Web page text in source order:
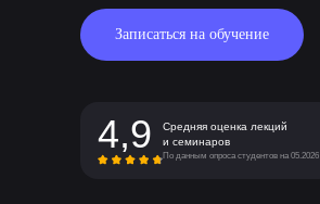
Записаться на обучение
4,9
Средняя оценка лекций
и семинаров
По данным опроса студентов на 05.2026